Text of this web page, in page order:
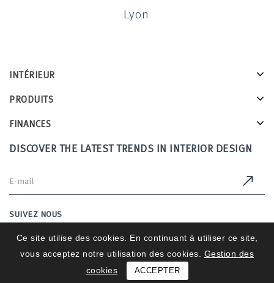
Lyon
INTÉRIEUR
PRODUITS
FINANCES
DISCOVER THE LATEST TRENDS IN INTERIOR DESIGN
SUIVEZ NOUS
Ce site utilise des cookies. En continuant à utiliser ce site,
vous acceptez notre utilisation des cookies.
Gestion des
cookies
ACCEPTER
Intérieurs 2025 © All Rights Reserved